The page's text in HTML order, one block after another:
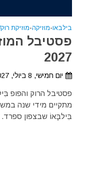
בילבאו•מוזיקה•מוזיקת
פסטיבל
2027
יום חמישי, 8 ביולי, 2027 - יום שבת, 10 ביולי, 2027
מתקיים מידי שנה
בִּילבָּאוֹ שבצפון